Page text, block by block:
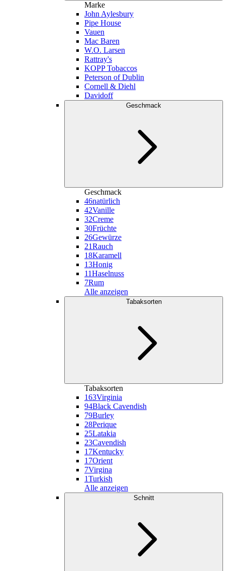
Marke
John Aylesbury
Pipe House
Vauen
Mac Baren
W.O. Larsen
Rattray's
KOPP Tobaccos
Peterson of Dublin
Cornell & Diehl
Davidoff
Geschmack
Geschmack
46natürlich
42Vanille
32Creme
30Früchte
26Gewürze
21Rauch
18Karamell
13Honig
11Haselnuss
7Rum
Alle anzeigen
Tabaksorten
Tabaksorten
163Virginia
94Black Cavendish
79Burley
28Perique
25Latakia
23Cavendish
17Kentucky
17Orient
7Virgina
1Turkish
Alle anzeigen
Schnitt